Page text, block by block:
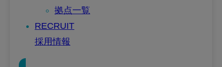
拠点一覧
RECRUIT
採用情報